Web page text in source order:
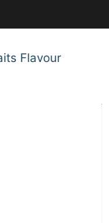
Flavour